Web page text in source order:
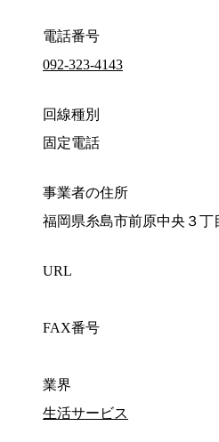
電話番号
092-323-4143
回線種別
固定電話
事業者の住所
福岡県糸島市前原中央３丁
URL
FAX番号
業界
生活サービス